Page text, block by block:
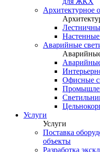
Архитектурное
Аварийные
Офисные
Услуги
Услуги
Поставка
объекты
Разработка